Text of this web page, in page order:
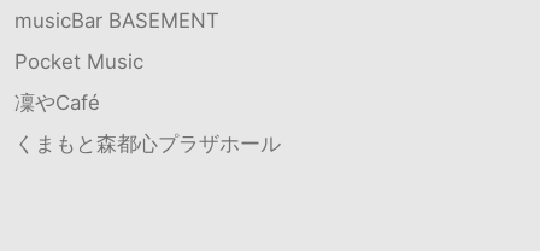
musicBar BASEMENT
Pocket Music
凜やCafé
くまもと森都心プラザホール